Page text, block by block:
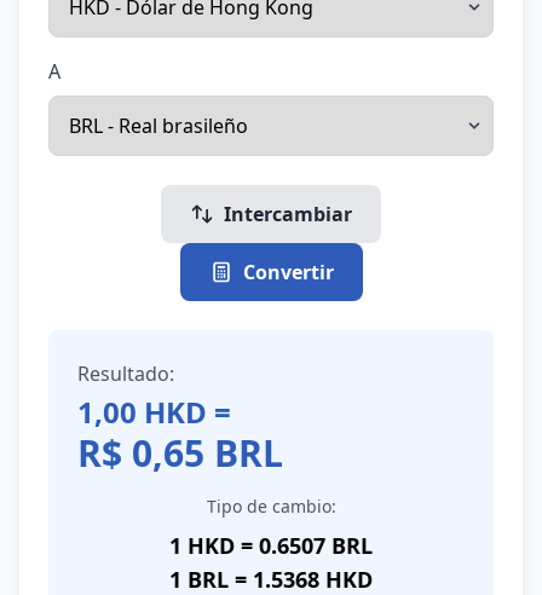
A
Intercambiar
Convertir
Resultado:
1,00 HKD =
R$ 0,65 BRL
Tipo de cambio:
1 HKD = 0.6507 BRL
1 BRL = 1.5368 HKD